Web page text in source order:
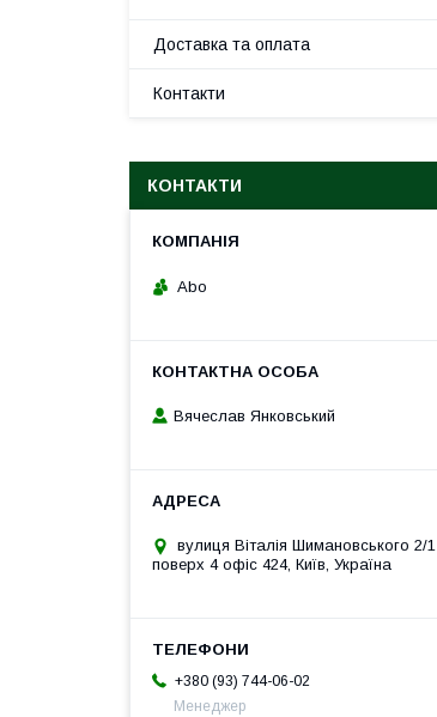
Доставка та оплата
Контакти
КОНТАКТИ
Abo
Вячеслав Янковський
вулиця Віталія Шимановського 2/1
поверх 4 офіс 424, Київ, Україна
+380 (93) 744-06-02
Менеджер